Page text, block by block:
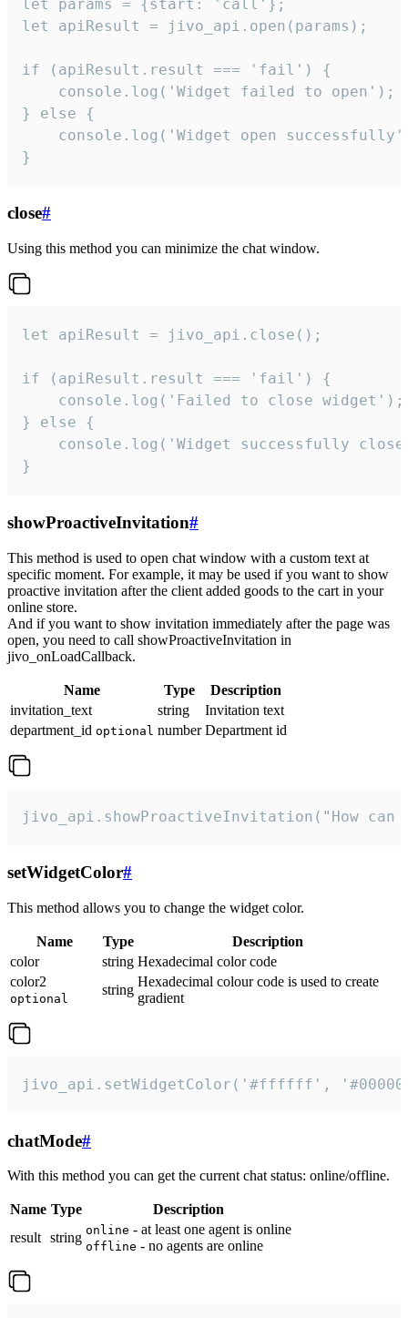
let params = {start: 'call'};
let apiResult = jivo_api.open(params);
if (apiResult.result === 'fail') {
    console.log('Widget failed to open');
} else {
console.log('Widget open
}
close#
Using this method you can minimize the chat window.
let apiResult = jivo_api.close();
if (apiResult.result === 'fail') {
    console.log('Failed to close widget');
} else {
console.log('Widget successfully
}
showProactiveInvitation#
This method is used to open chat window with a custom text at
specific moment. For example, it may be used if you want to show
proactive invitation after the client added goods to the cart in your
online store.
And if you want to show invitation immediately after the page was
open, you need to call showProactiveInvitation in
jivo_onLoadCallback.
Name Type
Description
invitation_text
string
Invitation text
department_id optional number Department id
jivo_api.showProactiveInvitation("How
setWidgetColor#
This method allows you to change the widget color.
Name Type
Description
color
string Hexadecimal color code
color2
optional
string
Hexadecimal colour code is used to create
gradient
jivo_api.setWidgetColor('#ffffff',
chatMode#
With this method you can get the current chat status: online/offline.
Name Type
Description
result string online - at least one agent is online
offline - no agents are online